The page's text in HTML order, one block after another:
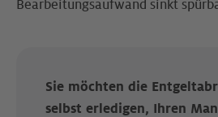
Bearbeitungs­aufwand sinkt
Sie möchten die
selbst erledigen, Ihren